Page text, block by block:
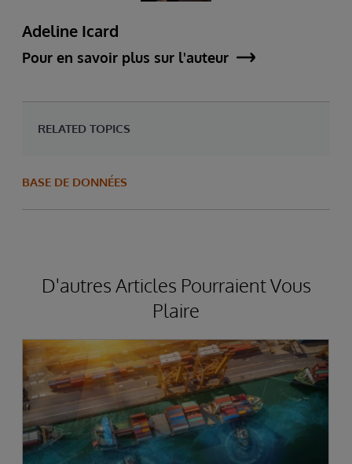
Adeline Icard
Pour en savoir plus sur l'auteur
RELATED TOPICS
BASE DE DONNÉES
D'autres Articles Pourraient Vous
Plaire